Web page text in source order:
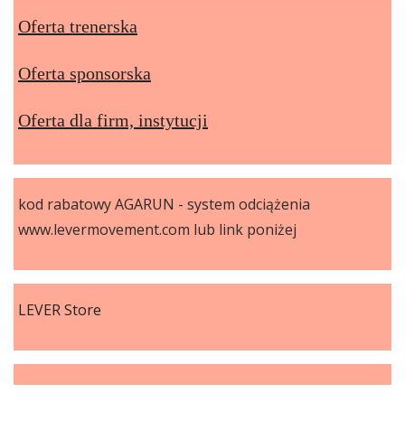
Oferta trenerska
Oferta sponsorska
Oferta dla firm, instytucji
kod rabatowy AGARUN - system odciążenia
www.levermovement.com lub link poniżej
LEVER Store